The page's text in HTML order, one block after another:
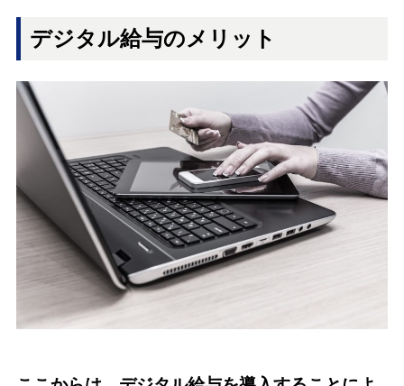
デジタル給与のメリット